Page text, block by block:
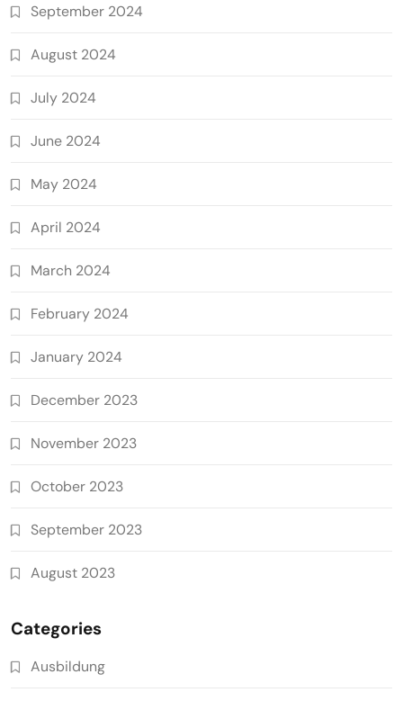
September 2024
August 2024
July 2024
June 2024
May 2024
April 2024
March 2024
February 2024
January 2024
December 2023
November 2023
October 2023
September 2023
August 2023
Categories
Ausbildung